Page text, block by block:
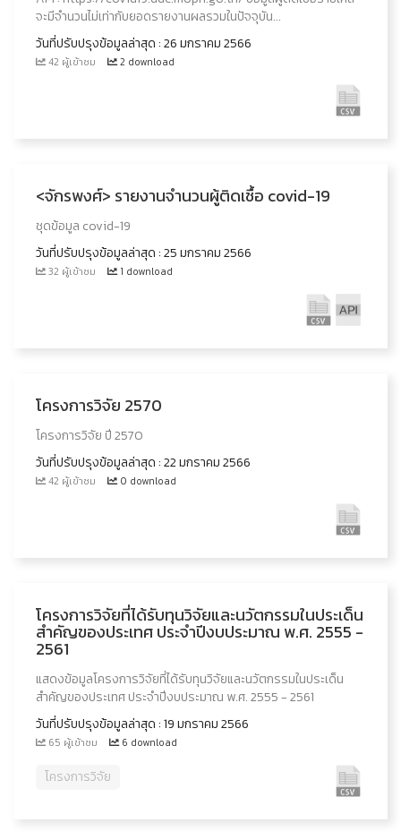
จะมีจำนวนไม่เท่ากับยอดรายงานผลรวมในปัจจุบัน...
วันที่ปรับปรุงข้อมูลล่าสุด : 26 มกราคม 2566
42 ผู้เข้าชม 2 download
<จักรพงศ์> รายงานจำนวนผู้ติดเชื้อ covid-19
ชุดข้อมูล covid-19
วันที่ปรับปรุงข้อมูลล่าสุด : 25 มกราคม 2566
32 ผู้เข้าชม 1 download
โครงการวิจัย 2570
โครงการวิจัย ปี 2570
วันที่ปรับปรุงข้อมูลล่าสุด : 22 มกราคม 2566
42 ผู้เข้าชม 0 download
โครงการวิจัยที่ได้รับทุนวิจัยและนวัตกรรมในประเด็น
สำคัญของประเทศ ประจำปีงบประมาณ พ.ศ. 2555 -
2561
แสดงข้อมูลโครงการวิจัยที่ได้รับทุนวิจัยและนวัตกรรมในประเด็น
สำคัญของประเทศ ประจำปีงบประมาณ พ.ศ. 2555 - 2561
วันที่ปรับปรุงข้อมูลล่าสุด : 19 มกราคม 2566
65 ผู้เข้าชม 6 download
โครงการวิจัย